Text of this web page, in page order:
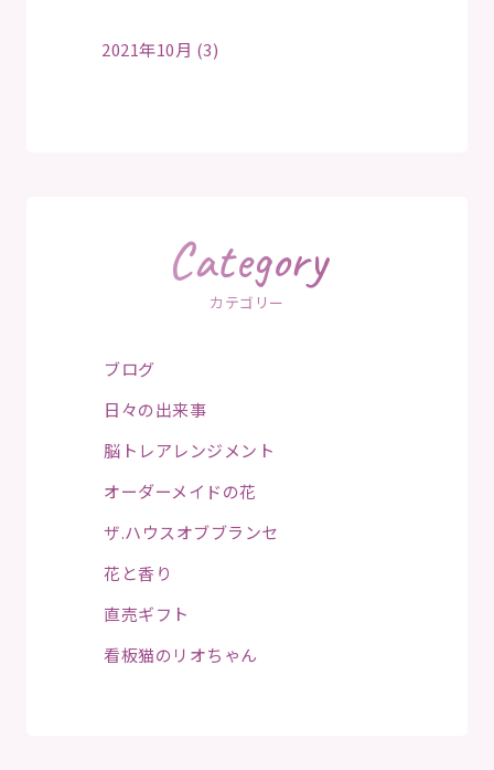
2021年10月 (3)
Category
カテゴリー
ブログ
日々の出来事
脳トレアレンジメント
オーダーメイドの花
ザ.ハウスオブブランセ
花と香り
直売ギフト
看板猫のリオちゃん